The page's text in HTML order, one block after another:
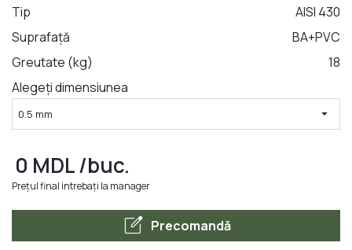
LA COMANDA
Tip
AISI 430
Suprafață
BA+PVC
Greutate (kg)
18
Alegeți dimensiunea
0.5 mm arrow_drop_down
0 MDL/buc.
Prețul final intrebați la manager
edit_square Precomandă